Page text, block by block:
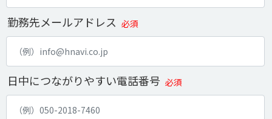
勤務先メールアドレス 必須
日中につながりやすい電話番号 必須